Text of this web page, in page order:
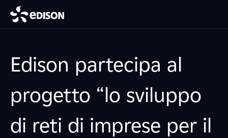
Edison partecipa al
progetto “lo sviluppo
di reti di imprese per il